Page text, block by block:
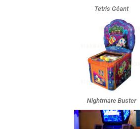
Tetris Géant
Nightmare Buster